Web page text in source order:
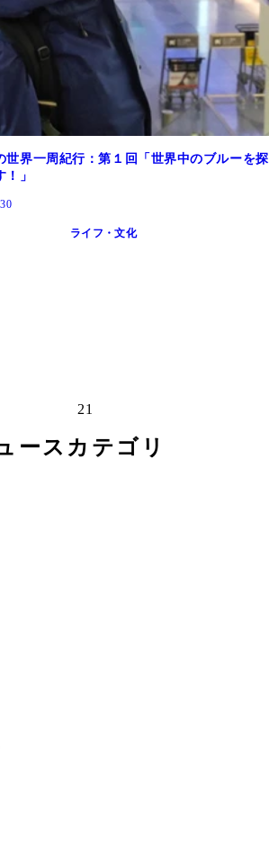
世界一周紀行：第１回「世界中のブルーを探
」
ライフ・文化
21
ースカテゴリ